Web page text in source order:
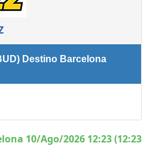
Destino Barcelona
10/Ago/2026 12:23 (12:23